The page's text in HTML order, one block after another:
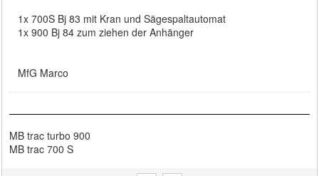
1x 700S Bj 83 mit Kran und Sägespaltautomat
1x 900 Bj 84 zum ziehen der Anhänger
MfG Marco
MB trac turbo 900
MB trac 700 S